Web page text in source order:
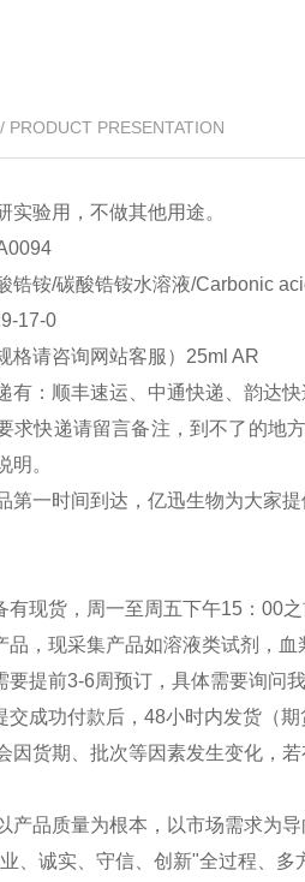
/ PRODUCT PRESENTATION
实验用，不做其他用途。
锆铵/碳酸锆铵水溶液/Carbonic
17-0
格请咨询网站客服）25ml AR
有：顺丰速运、中通快递、韵达
求快递请留言备注，到不了的地
明。
第一时间到达，亿迅生物为大家
有现货，周一至周五下午15：00
品，现采集产品如溶液类试剂，
要提前3-6周预订，具体需要询问我
交成功付款后，48小时内发货（期
因货期、批次等因素发生变化，若
产品质量为根本，以市场需求为
、诚实、守信、创新"全过程、